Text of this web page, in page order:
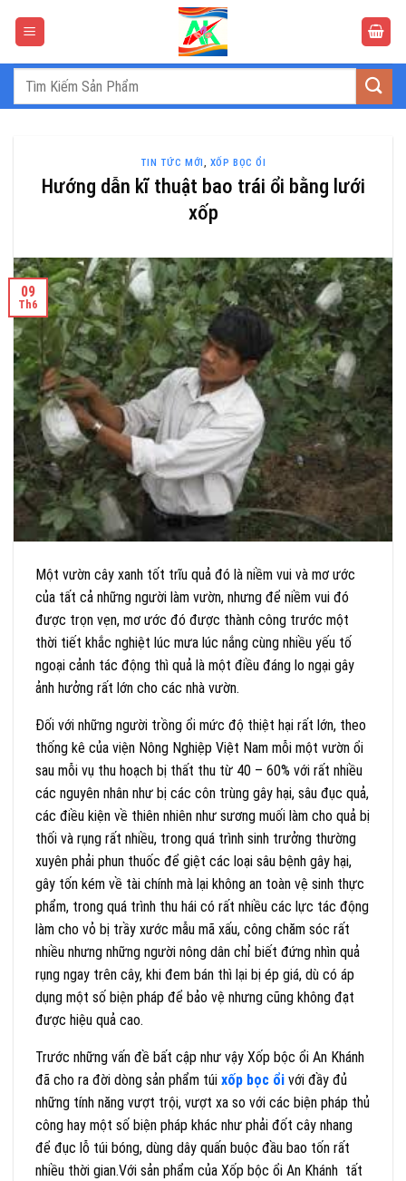
Tìm
TIN TỨC MỚI , XỐP BỌC ỔI
Hướng dẫn kĩ thuật bao trái ổi bằng lưới
xốp
09
Th6
Một vườn cây xanh tốt trĩu quả đó là niềm vui và mơ ước
của tất cả những người làm vườn, nhưng để niềm vui đó
được trọn vẹn, mơ ước đó được thành công trước một
thời tiết khắc nghiệt lúc mưa lúc nắng cùng nhiều yếu tố
ngoại cảnh tác động thì quả là một điều đáng lo ngại gây
ảnh hưởng rất lớn cho các nhà vườn.
Đối với những người trồng ổi mức độ thiệt hại rất lớn, theo
thống kê của viện Nông Nghiệp Việt Nam mỗi một vườn ổi
sau mỗi vụ thu hoạch bị thất thu từ 40 – 60% với rất nhiều
các nguyên nhân như bị các côn trùng gây hại, sâu đục quả,
các điều kiện về thiên nhiên như sương muối làm cho quả bị
thối và rụng rất nhiều, trong quá trình sinh trưởng thường
xuyên phải phun thuốc để giệt các loại sâu bệnh gây hại,
gây tốn kém về tài chính mà lại không an toàn vệ sinh thực
phẩm, trong quá trình thu hái có rất nhiều các lực tác động
làm cho vỏ bị trầy xước mẫu mã xấu, công chăm sóc rất
nhiều nhưng những người nông dân chỉ biết đứng nhìn quả
rụng ngay trên cây, khi đem bán thì lại bị ép giá, dù có áp
dụng một số biện pháp để bảo vệ nhưng cũng không đạt
được hiệu quả cao.
Trước những vấn đề bất cập như vậy Xốp bộc ổi An Khánh
đã cho ra đời dòng sản phẩm túi xốp bọc ổi với đầy đủ
những tính năng vượt trội, vượt xa so với các biện pháp thủ
công hay một số biện pháp khác như phải đốt cây nhang
để đục lỗ túi bóng, dùng dây quấn buộc đầu bao tốn rất
nhiều thời gian.Với sản phẩm của Xốp bộc ổi An Khánh tất